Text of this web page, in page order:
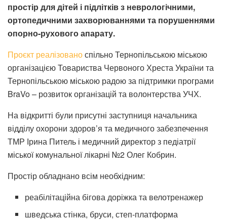
простір для дітей і підлітків з неврологічними,
ортопедичними захворюваннями та порушеннями
опорно-рухового апарату.
Проєкт реалізованоспільно Тернопільською міською
організацією Товариства Червоного Хреста України та
Тернопільською міською радою за підтримки програми
BraVo – розвиток організацій та волонтерства УЧХ.
На відкритті були присутні заступниця начальника
відділу охорони здоров’я та медичного забезпечення
ТМР Ірина Питель і медичний директор з педіатрії
міської комунальної лікарні №2 Олег Кобрин.
Простір обладнано всім необхідним:
реабілітаційна бігова доріжка та велотренажер
шведська стінка, бруси, степ-платформа